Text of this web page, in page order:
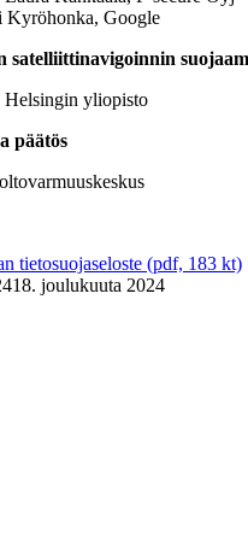
Kyröhonka, Google
Helsingin yliopisto
päätös
tietosuojaseloste (pdf, 183 kt)
18. joulukuuta 2024